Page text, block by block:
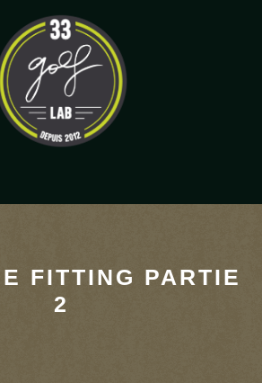
FITTING PARTIE
2